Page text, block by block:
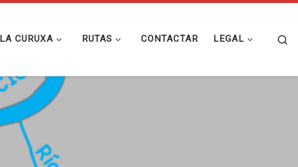
LA CURUXA RUTAS CONTACTAR LEGAL